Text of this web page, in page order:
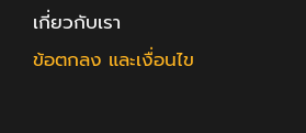
เกี่ยวกับเรา
ข้อตกลง และเงื่อนไข